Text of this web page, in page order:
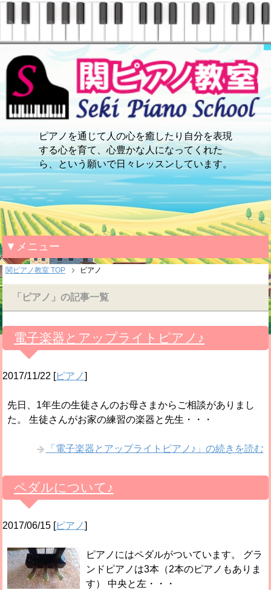
ピアノを通じて人の心を癒したり自分を表現
する心を育て、心豊かな人になってくれた
ら、という願いで日々レッスンしています。
▼メニュー
関ピアノ教室 TOP ピアノ
「ピアノ」の記事一覧
電子楽器とアップライトピアノ♪
2017/11/22 [ピアノ]
先日、1年生の生徒さんのお母さまからご相談がありまし
た。 生徒さんがお家の練習の楽器と先生・・・
「電子楽器とアップライトピアノ♪」の続きを読む
ペダルについて♪
2017/06/15 [ピアノ]
ピアノにはペダルがついています。 グラ
ンドピアノは3本（2本のピアノもありま
す） 中央と左・・・